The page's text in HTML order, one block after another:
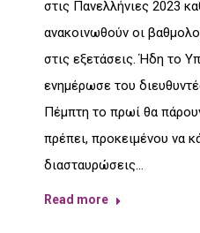
στις Πανελλήνιες 2023
ανακοινωθούν οι
στις εξετάσεις. Ήδη το
ενημέρωσε του
Πέμπτη το πρωί θα
πρέπει, προκειμένου να
διασταυρώσεις…
Read more